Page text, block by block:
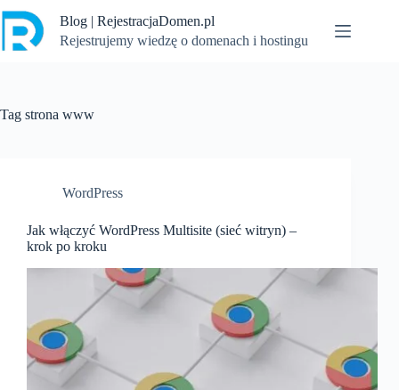
do
treści
Blog | RejestracjaDomen.pl
Rejestrujemy wiedzę o domenach i hostingu
Tag strona www
WordPress
Jak włączyć WordPress Multisite (sieć witryn) –
krok po kroku